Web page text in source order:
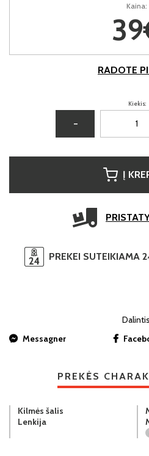
Kaina:
RADOTE
Kiekis:
−
Į
PREKEI SUTEIKIAMA
Messagner
PREKĖS
Kilmės šalis
Lenkija